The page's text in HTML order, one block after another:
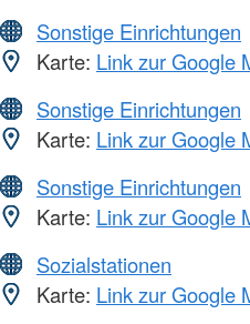
Sonstige Einrichtungen
Karte: Link zur Google
Sonstige Einrichtungen
Karte: Link zur Google
Sonstige Einrichtungen
Karte: Link zur Google
Sozialstationen
Karte: Link zur Google